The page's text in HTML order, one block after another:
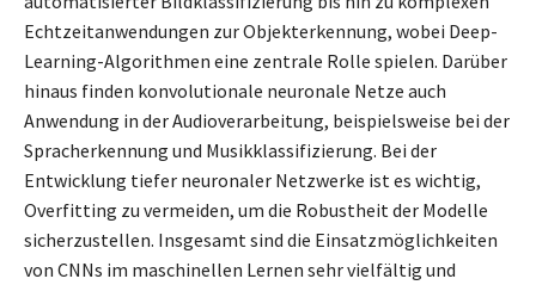
Echtzeitanwendungen zur Objekterkennung, wobei Deep-
Learning-Algorithmen eine zentrale Rolle spielen. Darüber
hinaus finden konvolutionale neuronale Netze auch
Anwendung in der Audioverarbeitung, beispielsweise bei der
Spracherkennung und Musikklassifizierung. Bei der
Entwicklung tiefer neuronaler Netzwerke ist es wichtig,
Overfitting zu vermeiden, um die Robustheit der Modelle
sicherzustellen. Insgesamt sind die Einsatzmöglichkeiten
von CNNs im maschinellen Lernen sehr vielfältig und